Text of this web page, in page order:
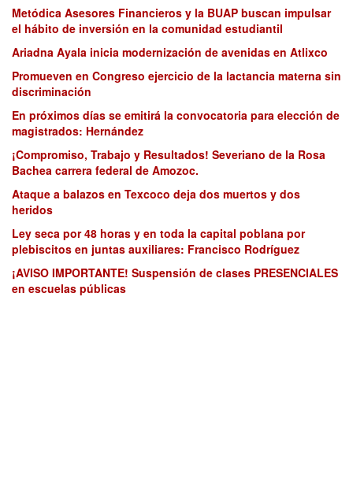
Metódica Asesores Financieros y la BUAP buscan impulsar
el hábito de inversión en la comunidad estudiantil
Ariadna Ayala inicia modernización de avenidas en Atlixco
Promueven en Congreso ejercicio de la lactancia materna sin
discriminación
En próximos días se emitirá la convocatoria para elección de
magistrados: Hernández
¡Compromiso, Trabajo y Resultados! Severiano de la Rosa
Bachea carrera federal de Amozoc.
Ataque a balazos en Texcoco deja dos muertos y dos
heridos
Ley seca por 48 horas y en toda la capital poblana por
plebiscitos en juntas auxiliares: Francisco Rodríguez
¡AVISO IMPORTANTE! Suspensión de clases PRESENCIALES
en escuelas públicas